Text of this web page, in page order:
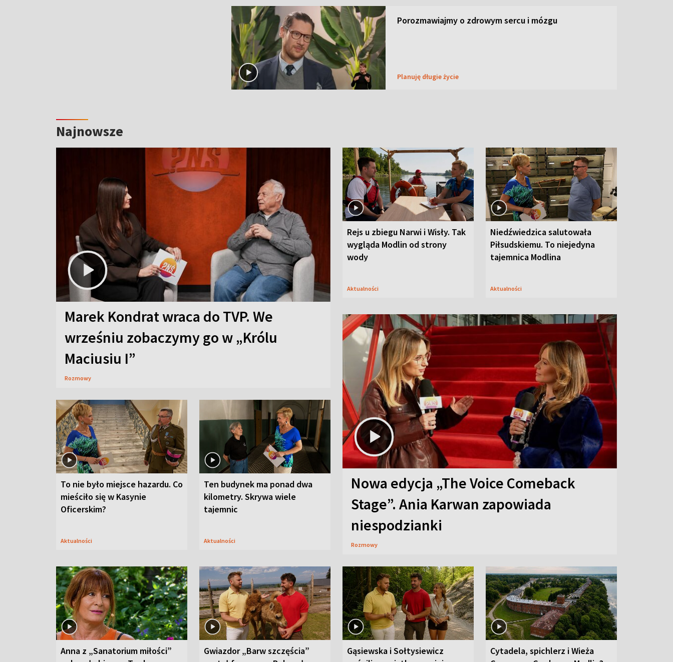
Porozmawiajmy o zdrowym sercu i mózgu
Planuję długie życie
Najnowsze
Marek Kondrat wraca do TVP. We
wrześniu zobaczymy go w „Królu
Maciusiu I”
Rozmowy
Rejs u zbiegu Narwi i Wisły. Tak
wygląda Modlin od strony
wody
Aktualności
Niedźwiedzica salutowała
Piłsudskiemu. To niejedyna
tajemnica Modlina
Aktualności
To nie było miejsce hazardu. Co
mieściło się w Kasynie
Oficerskim?
Aktualności
Ten budynek ma ponad dwa
kilometry. Skrywa wiele
tajemnic
Aktualności
Nowa edycja „The Voice Comeback
Stage”. Ania Karwan zapowiada
niespodzianki
Rozmowy
Anna z „Sanatorium miłości”
Gwiazdor „Barw szczęścia”
Gąsiewska i Sołtysiewicz
Cytadela, spichlerz i Wieża